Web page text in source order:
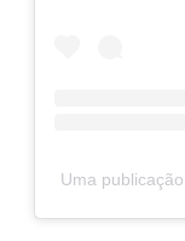
Uma